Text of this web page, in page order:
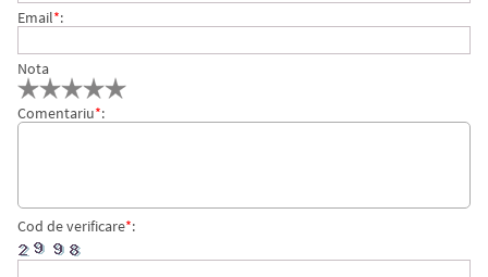
Email*:
Nota
Comentariu*:
Cod de verificare*: